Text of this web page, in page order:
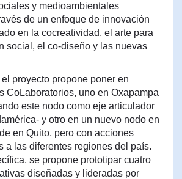
y medioambientales
de un enfoque de innovación
en la cocreatividad, el arte para
social, el co-diseño y las nuevas
proyecto propone poner en
CoLaboratorios, uno en Oxapampa
este nodo como eje articulador
y otro en un nuevo nodo en
en Quito, pero con acciones
a las diferentes regiones del país.
se propone prototipar cuatro
diseñadas y lideradas por